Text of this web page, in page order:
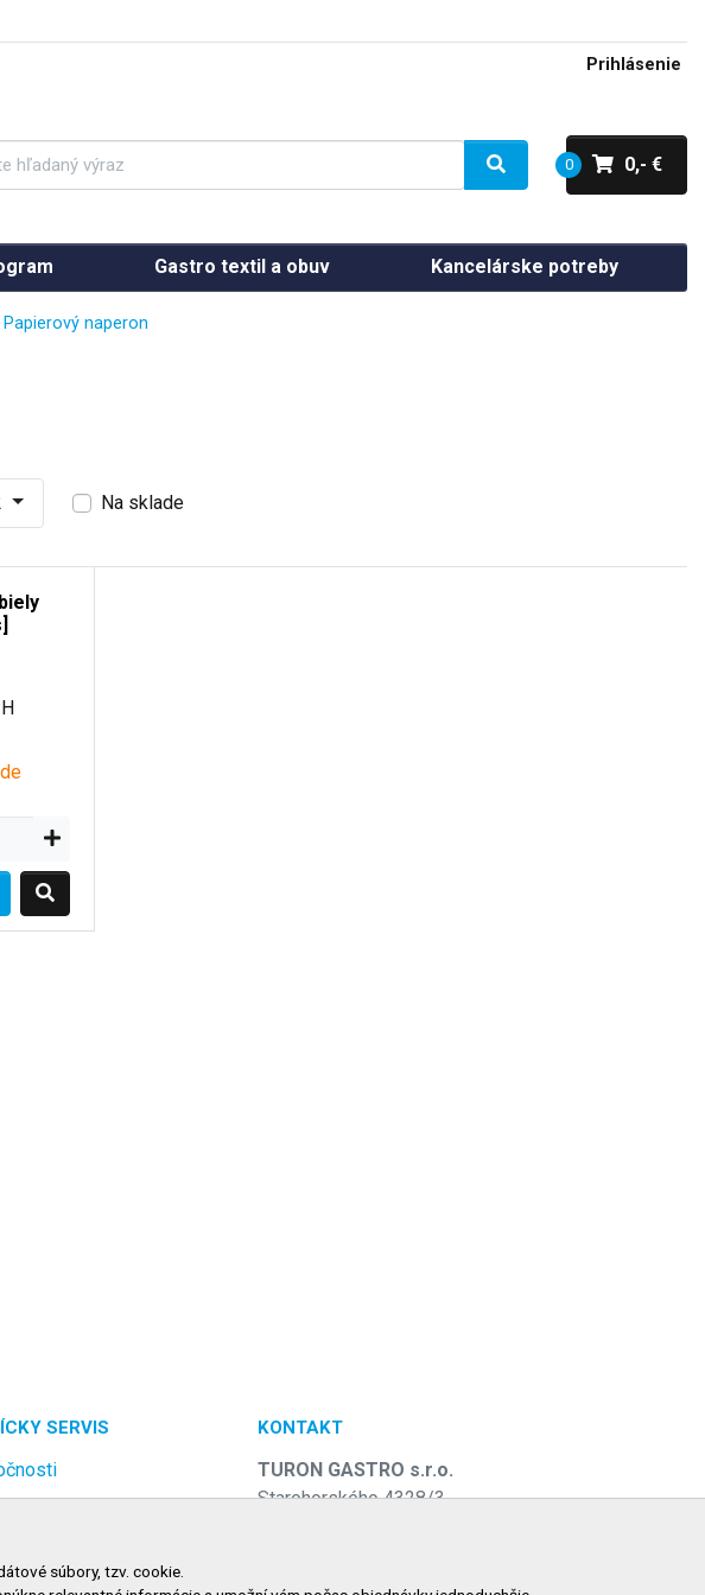
Prihlásenie
0 0,- €
Gastro textil a obuv Kancelárske potreby
Papierový naperon
Na sklade
SERVIS KONTAKT
TURON GASTRO s.r.o.
Starohorského 4328/3
súbory, tzv. cookie.